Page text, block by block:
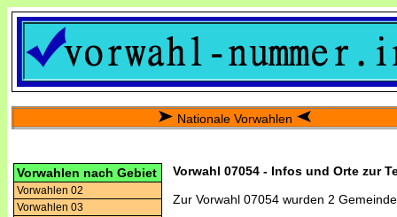
Nationale Vorwahlen
Vorwahlen nach Gebiet
Vorwahlen 02
Vorwahlen 03
Vorwahl 07054 - Infos und Orte zur
Zur Vorwahl 07054 wurden 2